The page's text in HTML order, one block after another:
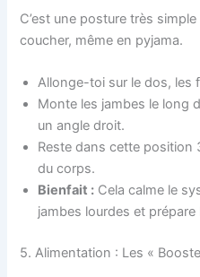
C’est une posture très
coucher, même en pyjama.
Allonge-toi sur le dos, les
Monte les jambes le long
un angle droit.
Reste dans cette position
du corps.
Bienfait : Cela calme le
jambes lourdes et
5. Alimentation : Les «